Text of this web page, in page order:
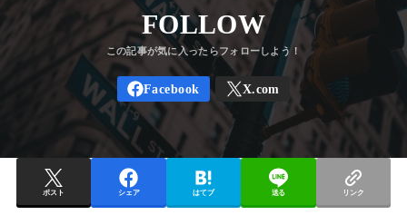
FOLLOW
ポスト シェア はてブ 送る リンク